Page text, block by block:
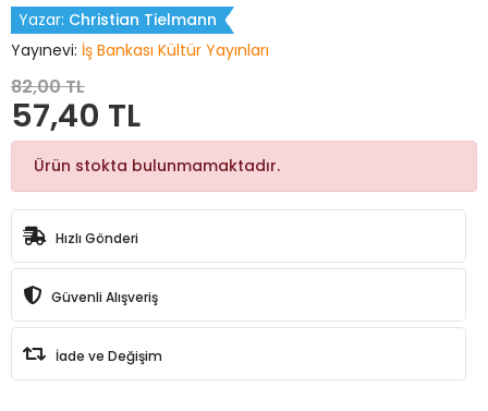
Yazar: Christian Tielmann
Yayınevi: İş Bankası Kültür Yayınları
82,00 TL
57,40 TL
Ürün stokta bulunmamaktadır.
Hızlı Gönderi
Güvenli Alışveriş
İade ve Değişim